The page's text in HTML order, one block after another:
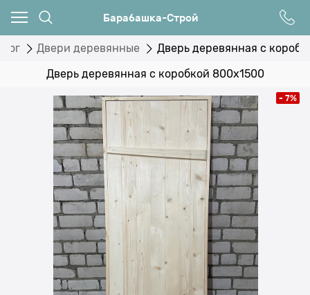
Барабашка-Строй
Двери деревянные Дверь деревянная с
Дверь деревянная с коробкой 800х1500
- 7%